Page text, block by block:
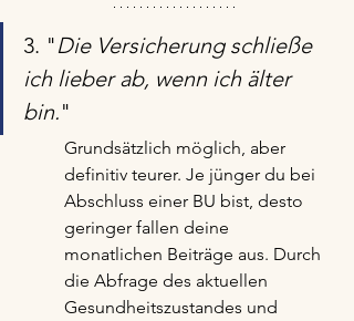
3. "Die Versicherung schließe
ich lieber ab, wenn ich älter
bin."
Grundsätzlich möglich, aber
definitiv teurer. Je jünger du bei
Abschluss einer BU bist, desto
geringer fallen deine
monatlichen Beiträge aus. Durch
die Abfrage des aktuellen
Gesundheitszustandes und